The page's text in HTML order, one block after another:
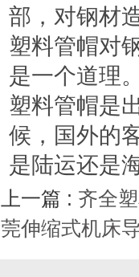
部，对钢材
塑料管帽对
是一个道理
塑料管帽是
候，国外的
是陆运还是
上一篇 : 齐全
莞伸缩式机床